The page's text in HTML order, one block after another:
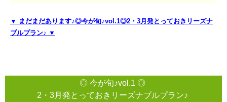
▼ まだまだあります♪◎今が旬♪vol.1◎2・3月発とっておきリーズナ
ブルプラン♪ ▼
◎ 今が旬♪vol.1 ◎
2・3月発とっておきリーズナブルプラン♪